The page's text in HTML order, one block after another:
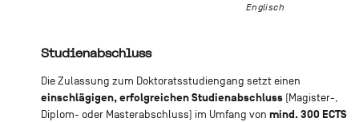
Englisch
Studienabschluss
Die Zulassung zum Doktoratsstudiengang setzt einen
einschlägigen, erfolgreichen Studienabschluss(Magister-,
Diplom- oder Masterabschluss) im Umfang von mind. 300 ECTS